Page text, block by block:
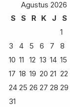
Agustus 2026
S
S R K J S
1
3
4 5 6 7 8
10 11 12 13 14 15
17 18 19 20 21 22
24 25 26 27 28 29
31